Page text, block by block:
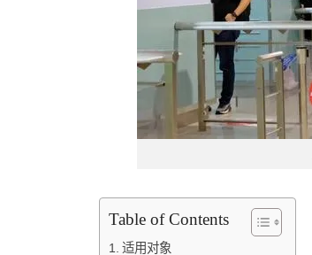
Table of Contents
适用对象